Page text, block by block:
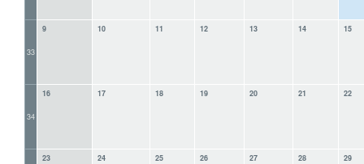
33
9 10 11 12 13 14 15
34
16 17 18 19 20 21 22
23 24 25 26 27 28 29